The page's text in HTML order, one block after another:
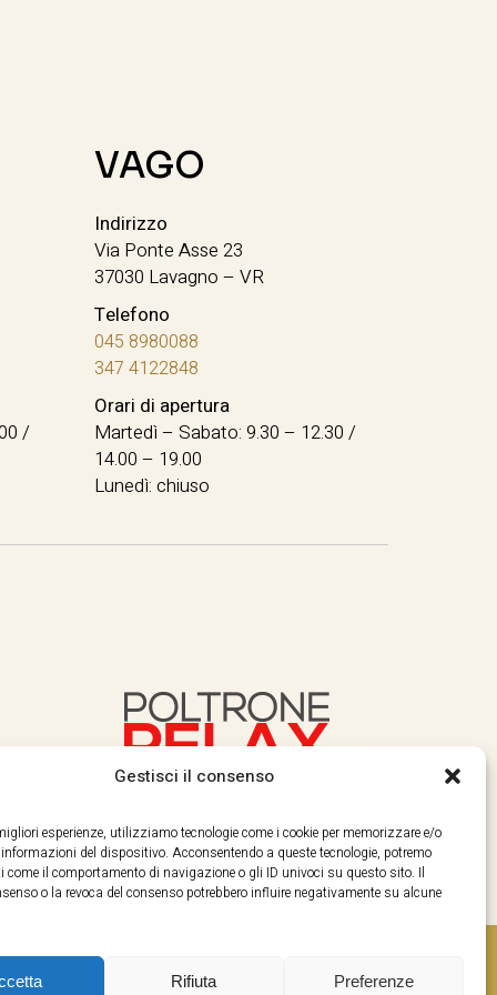
Gestisci il consenso
esperienze, utilizziamo tecnologie come i cookie per memorizzare e/o
informazioni del dispositivo. Acconsentendo a queste tecnologie, potremo
come il comportamento di navigazione o gli ID univoci su questo sito. Il
o la revoca del consenso potrebbero influire negativamente su alcune
Rifiuta Preferenze
/
VAGO
Indirizzo
Via Ponte Asse 23
37030 Lavagno – VR
Telefono
045 8980088
347 4122848
Orari di apertura
Martedì – Sabato: 9.30 – 12.30 /
14.00 – 19.00
Lunedì: chiuso